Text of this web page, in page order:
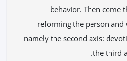
behavior. Then
reforming the person
namely the second axis:
the